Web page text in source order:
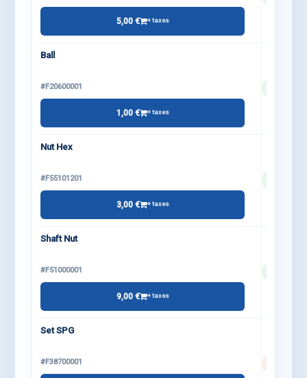
5,00 € + taxes
Ball
#F20600001
1,00 € + taxes
Nut Hex
#F55101201
3,00 € + taxes
Shaft Nut
#F51000001
9,00 € + taxes
Set SPG
#F38700001